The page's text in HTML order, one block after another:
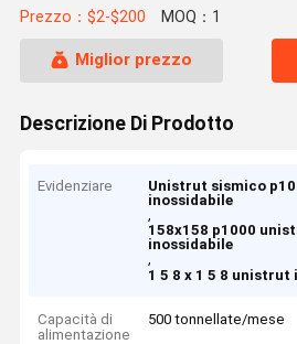
Prezzo：$2-$200 MOQ：1
Miglior prezzo
Descrizione Di Prodotto
Evidenziare
Unistrut sismico
inossidabile
,
158x158 p1000
inossidabile
,
1 5 8 x 1 5 8
Capacità di
alimentazione
500 tonnellate/mese